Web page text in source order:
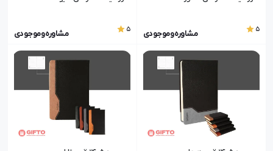
5 مشاوره و موجودی 5 مشاوره و موجودی